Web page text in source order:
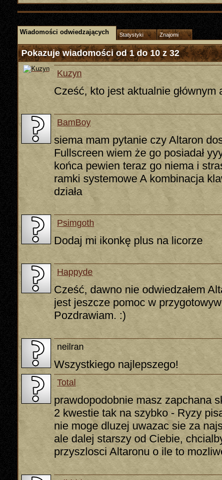
Wiadomości odwiedzających Statystyki Znajomi
Pokazuje wiadomości od 1 do10z32
Kuzyn
Cześć, kto jest aktualnie głównym
BamBoy
siema mam pytanie czy Altaron
Fullscreen wiem że go posiadał
końca pewien teraz go niema i
ramki systemowe A kombinacja
działa
Psimgoth
Dodaj mi ikonkę plus na licorze
Happyde
Cześć, dawno nie odwiedzałem
jest jeszcze pomoc w
Pozdrawiam. :)
neilran
Wszystkiego najlepszego!
Total
prawdopodobnie masz zapchana
2 kwestie tak na szybko - Ryzy
nie moge dluzej uwazac sie za
ale dalej starszy od Ciebie,
przyszlosci Altaronu o ile to